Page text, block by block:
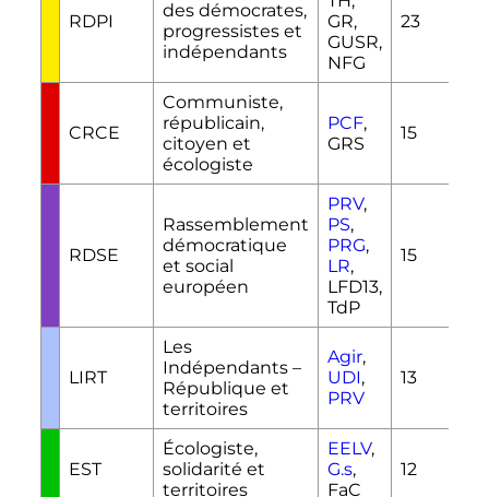
RDPI
des démocrates,
progressistes et
indépendants
GR,
GUSR,
NFG
23
CRCE
Communiste,
républicain,
citoyen et
écologiste
PCF,
GRS
15
RDSE
Rassemblement
démocratique
et social
européen
PRV,
PS,
PRG,
LR,
LFD13,
TdP
15
LIRT
Les
Indépendants –
République et
territoires
Agir,
UDI,
PRV
13
EST
Écologiste,
solidarité et
territoires
EELV,
G.s,
FaC
12